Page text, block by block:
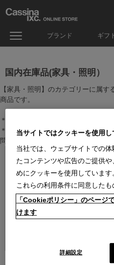
ブランド ギフ
国内在庫品(家具・照明）
【家具・照明】のカテゴリーに属
商品です。
＊絞り込み機能で商品検索すること
＊全店舗で在庫を共有しておりま
問い合わせください。
当サイトではクッキーを使用し
当社では、ウェブサイトでの
たコンテンツや広告のご提供
めにクッキーを使用していま
これらの利用条件に同意したも
「Cookieポリシー」のページ
けます
詳細設定